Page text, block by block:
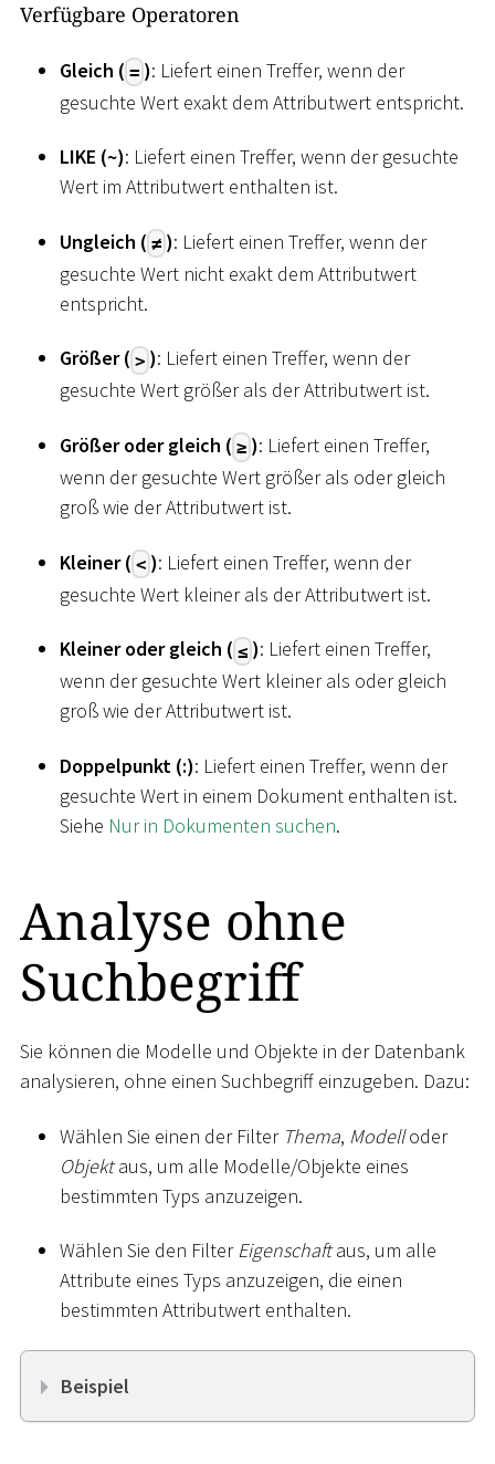
Verfügbare Operatoren
Gleich ( = ): Liefert einen Treffer, wenn der
gesuchte Wert exakt dem Attributwert entspricht.
LIKE (~): Liefert einen Treffer, wenn der gesuchte
Wert im Attributwert enthalten ist.
Ungleich ( ≠ ): Liefert einen Treffer, wenn der
gesuchte Wert nicht exakt dem Attributwert
entspricht.
Größer ( > ): Liefert einen Treffer, wenn der
gesuchte Wert größer als der Attributwert ist.
Größer oder gleich ( ≥ ): Liefert einen Treffer,
wenn der gesuchte Wert größer als oder gleich
groß wie der Attributwert ist.
Kleiner ( < ): Liefert einen Treffer, wenn der
gesuchte Wert kleiner als der Attributwert ist.
Kleiner oder gleich ( ≤ ): Liefert einen Treffer,
wenn der gesuchte Wert kleiner als oder gleich
groß wie der Attributwert ist.
Doppelpunkt (:): Liefert einen Treffer, wenn der
gesuchte Wert in einem Dokument enthalten ist.
Siehe Nur in Dokumenten suchen.
Analyse ohne
Suchbegriff
Sie können die Modelle und Objekte in der Datenbank
analysieren, ohne einen Suchbegriff einzugeben. Dazu:
Wählen Sie einen der Filter Thema, Modelloder
Objektaus, um alle Modelle/Objekte eines
bestimmten Typs anzuzeigen.
Wählen Sie den FilterEigenschaftaus, um alle
Attribute eines Typs anzuzeigen, die einen
bestimmten Attributwert enthalten.
Beispiel